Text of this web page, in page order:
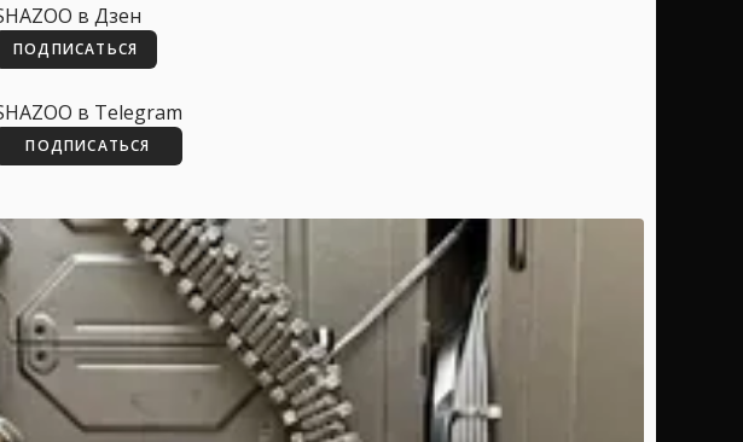
в Дзен
ПОДПИСАТЬСЯ
в Telegram
ПОДПИСАТЬСЯ